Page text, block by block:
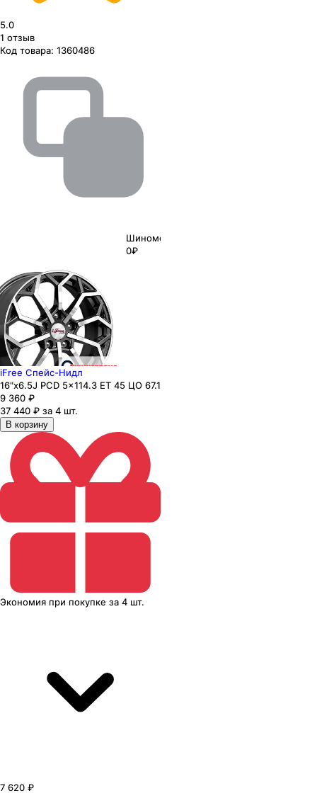
5.0
1 отзыв
Код товара: 1360486
Шиномонтаж
0₽
iFree Спейс-Нидл
16"x6.5J PCD 5x114.3 ЕТ 45 ЦО 67.1
9 360 ₽
37 440 ₽ за 4 шт.
В корзину
Экономия при покупке за 4 шт.
7 620 ₽